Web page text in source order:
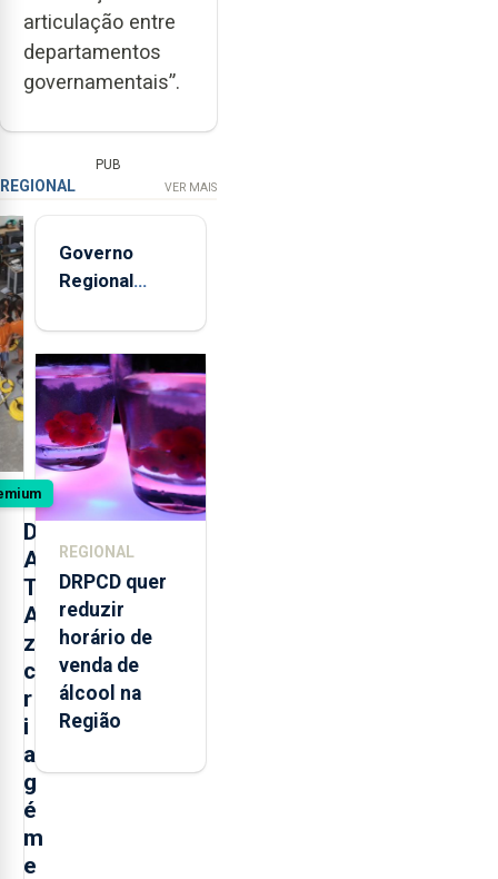
articulação entre
departamentos
governamentais”.
PUB
REGIONAL VER MAIS
D
A
T
A
z
c
r
i
a
g
é
m
e
Governo
Regional
apartamentos
na freguesia
da Maia
REGIONAL
DRPCD quer
reduzir
horário de
venda de
álcool na
Região